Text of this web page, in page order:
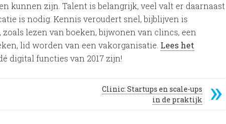
kunnen zijn. Talent is belangrijk, veel valt er daarnaast
is nodig. Kennis veroudert snel, bijblijven is
lezen van boeken, bijwonen van clincs, een
lid worden van een vakorganisatie. Lees het
digital functies van 2017 zijn!
Clinic: Startups en scale-ups
in de praktijk